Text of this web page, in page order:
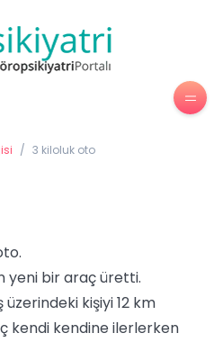
/ 3 kiloluk oto
yeni bir araç üretti.
kişiyi 12 km
kendi kendine ilerlerken